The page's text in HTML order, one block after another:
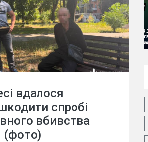
вдалося
спробі
вбивства
(фото)